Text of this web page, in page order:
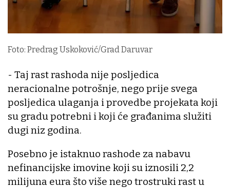
Foto: Predrag Uskoković/Grad Daruvar
- Taj rast rashoda nije posljedica
neracionalne potrošnje, nego prije svega
posljedica ulaganja i provedbe projekata koji
su gradu potrebni i koji će građanima služiti
dugi niz godina.
Posebno je istaknuo rashode za nabavu
nefinancijske imovine koji su iznosili 2,2
milijuna eura što više nego trostruki rast u